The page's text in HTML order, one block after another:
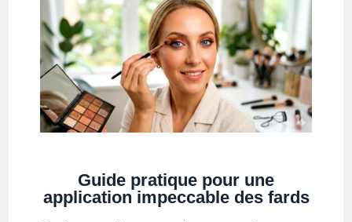
Guide pratique pour une
application impeccable des fards